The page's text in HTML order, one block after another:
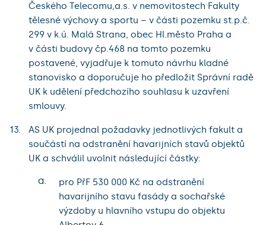
Českého Telecomu,a.s. v nemovitostech Fakulty
tělesné výchovy a sportu – v části pozemku st.p.č.
299 v k.ú. Malá Strana, obec Hl.město Praha a
v části budovy čp.468 na tomto pozemku
postavené, vyjadřuje k tomuto návrhu kladné
stanovisko a doporučuje ho předložit Správní radě
UK k udělení předchozího souhlasu k uzavření
smlouvy.
AS UK projednal požadavky jednotlivých fakult a
součástí na odstranění havarijních stavů objektů
UK a schválil uvolnit následující částky:
a.
pro PřF 530 000 Kč na odstranění
havarijního stavu fasády a sochařské
výzdoby u hlavního vstupu do objektu